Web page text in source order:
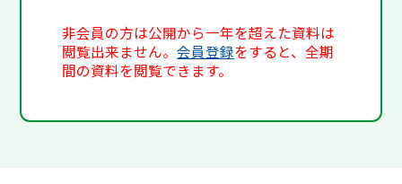
非会員の方は公開から一年を超えた資料は
閲覧出来ません。会員登録をすると、全期
間の資料を閲覧できます。